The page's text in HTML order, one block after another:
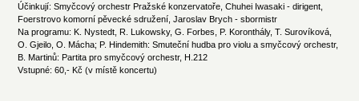
Účinkují: Smyčcový orchestr Pražské konzervatoře, Chuhei Iwasaki - dirigent,
Foerstrovo komorní pěvecké sdružení, Jaroslav Brych - sbormistr
Na programu: K. Nystedt, R. Lukowsky, G. Forbes, P. Koronthály, T. Surovíková,
O. Gjeilo, O. Mácha; P. Hindemith: Smuteční hudba pro violu a smyčcový orchestr,
B. Martinů: Partita pro smyčcový orchestr, H.212
Vstupné: 60,- Kč (v místě koncertu)